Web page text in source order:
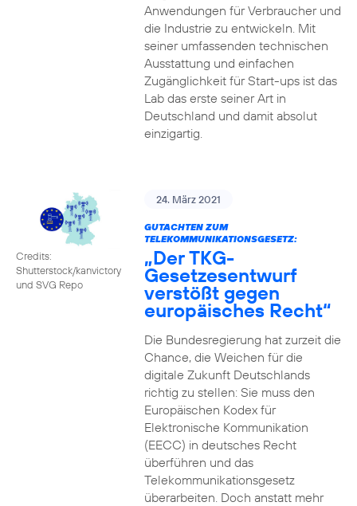
Anwendungen für Verbraucher und
die Industrie zu entwickeln. Mit
seiner umfassenden technischen
Ausstattung und einfachen
Zugänglichkeit für Start-ups ist das
Lab das erste seiner Art in
Deutschland und damit absolut
einzigartig.
Credits:
Shutterstock/kanvictory
und SVG Repo
24. März 2021
GUTACHTEN ZUM
TELEKOMMUNIKATIONSGESETZ:
„Der TKG-
Gesetzesentwurf
verstößt gegen
europäisches Recht“
Die Bundesregierung hat zurzeit die
Chance, die Weichen für die
digitale Zukunft Deutschlands
richtig zu stellen: Sie muss den
Europäischen Kodex für
Elektronische Kommunikation
(EECC) in deutsches Recht
überführen und das
Telekommunikationsgesetz
überarbeiten. Doch anstatt mehr